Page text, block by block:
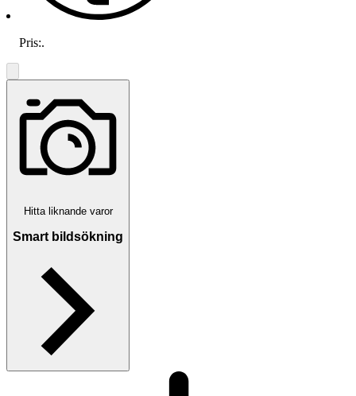
Pris:.
Hitta liknande varor
Smart bildsökning